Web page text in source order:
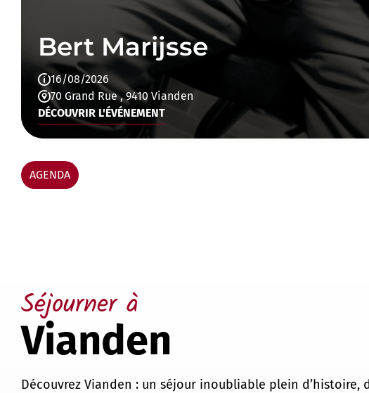
Bert Marijsse
16/08/2026
70 Grand Rue, 9410 Vianden
DÉCOUVRIR L'ÉVÉNEMENT
AGENDA
Séjourner à
Vianden
Découvrez Vianden : un séjour inoubliable plein